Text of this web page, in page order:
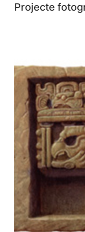
Projecte